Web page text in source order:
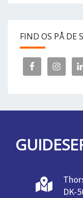
FIND OS PÅ DE
DK-